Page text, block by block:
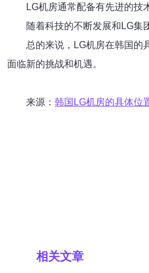
LG机房通常配备有先进的技
随着科技的不断发展和LG集
总的来说，LG机房在韩国的
面临新的挑战和机遇。
来源： 韩国LG机房的具体位
相关文章